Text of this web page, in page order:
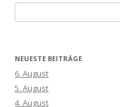
u
h
e
n
a
NEUESTE BEITRÄGE
6. August
5. August
4. August